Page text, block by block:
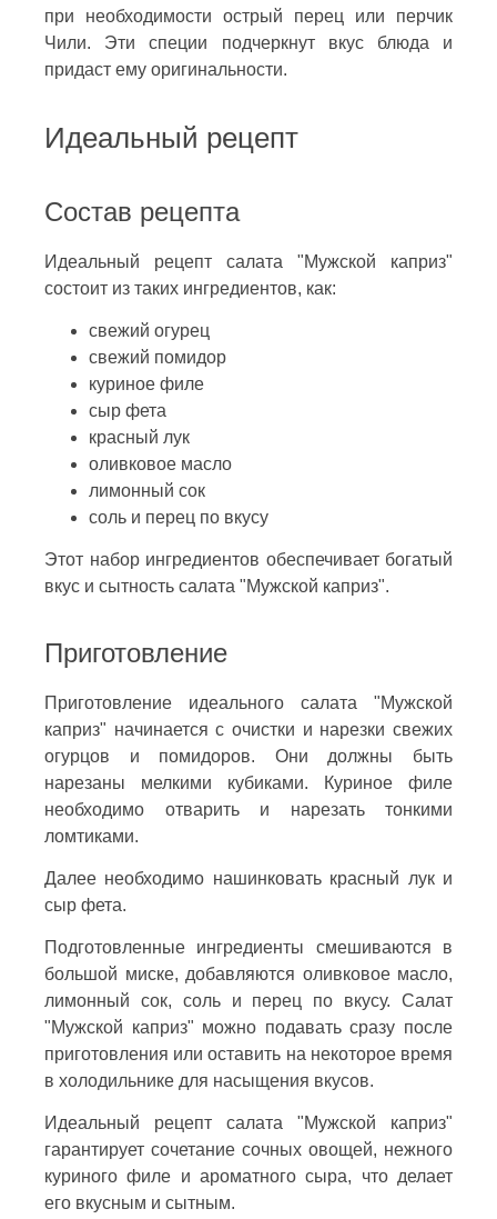
при необходимости острый перец или перчик
Чили. Эти специи подчеркнут вкус блюда и
придаст ему оригинальности.
Идеальный рецепт
Состав рецепта
Идеальный рецепт салата "Мужской каприз"
состоит из таких ингредиентов, как:
свежий огурец
свежий помидор
куриное филе
сыр фета
красный лук
оливковое масло
лимонный сок
соль и перец по вкусу
Этот набор ингредиентов обеспечивает богатый
вкус и сытность салата "Мужской каприз".
Приготовление
Приготовление идеального салата "Мужской
каприз" начинается с очистки и нарезки свежих
огурцов и помидоров. Они должны быть
нарезаны мелкими кубиками. Куриное филе
необходимо отварить и нарезать тонкими
ломтиками.
Далее необходимо нашинковать красный лук и
сыр фета.
Подготовленные ингредиенты смешиваются в
большой миске, добавляются оливковое масло,
лимонный сок, соль и перец по вкусу. Салат
"Мужской каприз" можно подавать сразу после
приготовления или оставить на некоторое время
в холодильнике для насыщения вкусов.
Идеальный рецепт салата "Мужской каприз"
гарантирует сочетание сочных овощей, нежного
куриного филе и ароматного сыра, что делает
его вкусным и сытным.